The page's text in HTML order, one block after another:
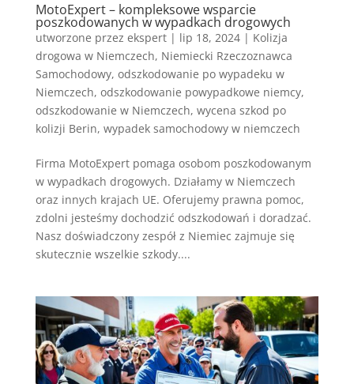
MotoExpert – kompleksowe wsparcie
poszkodowanych w wypadkach drogowych
utworzone przez ekspert| lip 18, 2024| Kolizja
drogowa w Niemczech, Niemiecki Rzeczoznawca
Samochodowy, odszkodowanie po wypadeku w
Niemczech, odszkodowanie powypadkowe niemcy,
odszkodowanie w Niemczech, wycena szkod po
kolizji Berin, wypadek samochodowy w niemczech
Firma MotoExpert pomaga osobom poszkodowanym
w wypadkach drogowych. Działamy w Niemczech
oraz innych krajach UE. Oferujemy prawna pomoc,
zdolni jesteśmy dochodzić odszkodowań i doradzać.
Nasz doświadczony zespół z Niemiec zajmuje się
skutecznie wszelkie szkody....